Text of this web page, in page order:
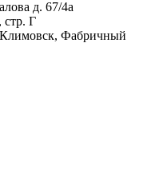
д. 67/4а
стр. Г
Фабричный